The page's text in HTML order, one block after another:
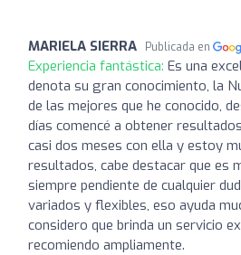
MARIELA SIERRA Publicada en
Experiencia fantástica: Es una
denota su gran conocimiento, la
de las mejores que he conocido,
días comencé a obtener
casi dos meses con ella y estoy
resultados, cabe destacar que es
siempre pendiente de cualquier
variados y flexibles, eso ayuda
considero que brinda un servicio
recomiendo ampliamente.